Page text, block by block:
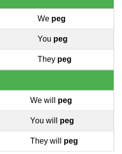
We peg
You peg
They peg
We will peg
You will peg
They will peg